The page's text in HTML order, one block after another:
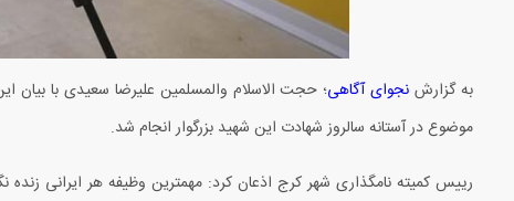
به گزارشنجوای آگاهی؛ حجت الاسلام والمسلمین علیرضا سعیدی با بیان
موضوع در آستانه سالروز شهادت این شهید بزرگوار انجام شد.
رییس کمیته نامگذاری شهر کرج اذعان کرد: مهمترین وظیفه هر ایرانی